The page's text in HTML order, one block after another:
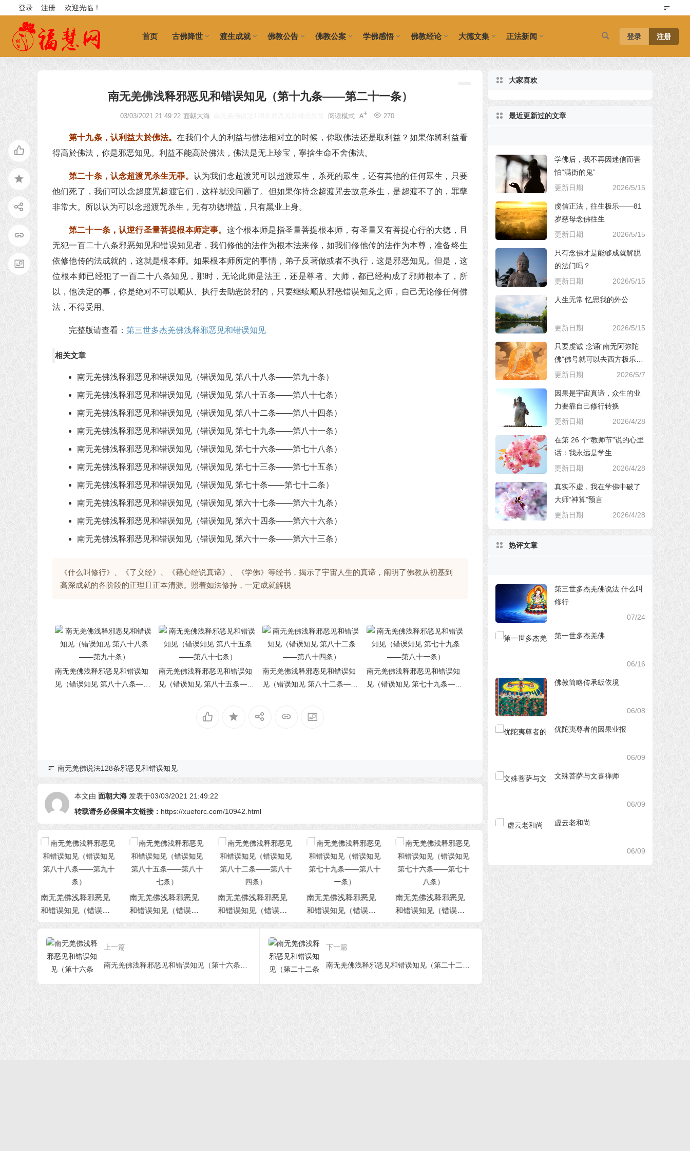
欢迎光临！
登录 注册
首页 古佛降世 渡生成就 佛教公告 佛教公案 学佛感悟 佛教经论 大德文集 正法新闻 登录 注册
南无羌佛浅释邪恶见和错误知见（第十九条——第二十一条）
03/03/2021 21:49:22 面朝大海 270
阅读模式
第十九条，认利益大於佛法。在我们个人的利益与佛法相对立的时候，你取佛法还是取利益？如果你將利益看
得高於佛法，你是邪恶知见。利益不能高於佛法，佛法是无上珍宝，寧捨生命不舍佛法。
第二十条，认念超渡咒杀生无罪。 认为我们念超渡咒可以超渡眾生，杀死的眾生，还有其他的任何眾生，只要
他们死了，我们可以念超度咒超渡它们，这样就没问题了。但如果你持念超渡咒去故意杀生，是超渡不了的，罪孽
非常大。所以认为可以念超渡咒杀生，无有功德增益，只有黑业上身。
第二十一条，认逆行圣量菩提根本师定事。 这个根本师是指圣量菩提根本师，有圣量又有菩提心行的大德，且
无犯一百二十八条邪恶知见和错误知见者，我们修他的法作为根本法来修，如我们修他传的法作为本尊，准备终生
依修他传的法成就的，这就是根本师。如果根本师所定的事情，弟子反著做或者不执行，这是邪恶知见。但是，这
位根本师已经犯了一百二十八条知见，那时，无论此师是法王，还是尊者、大师，都已经构成了邪师根本了，所
以，他决定的事，你是绝对不可以顺从、执行去助恶於邪的，只要继续顺从邪恶错误知见之师，自己无论修任何佛
法，不得受用。
完整版请查看： 第三世多杰羌佛浅释邪恶见和错误知见
相关文章
南无羌佛浅释邪恶见和错误知见（错误知见 第八十八条——第九十条）
南无羌佛浅释邪恶见和错误知见（错误知见 第八十五条——第八十七条）
南无羌佛浅释邪恶见和错误知见（错误知见 第八十二条——第八十四条）
南无羌佛浅释邪恶见和错误知见（错误知见 第七十九条——第八十一条）
南无羌佛浅释邪恶见和错误知见（错误知见 第七十六条——第七十八条）
南无羌佛浅释邪恶见和错误知见（错误知见 第七十三条——第七十五条）
南无羌佛浅释邪恶见和错误知见（错误知见 第七十条——第七十二条）
南无羌佛浅释邪恶见和错误知见（错误知见 第六十七条——第六十九条）
南无羌佛浅释邪恶见和错误知见（错误知见 第六十四条——第六十六条）
南无羌佛浅释邪恶见和错误知见（错误知见 第六十一条——第六十三条）
《什么叫修行》、《了义经》、《藉心经说真谛》、《学佛》等经书，揭示了宇宙人生的真谛，阐明了佛教从初基到
高深成就的各阶段的正理且正本清源。照着如法修持，一定成就解脱
南无羌佛浅释邪恶见和错误知
见（错误知见 第八十八条——
南无羌佛浅释邪恶见和错误知
见（错误知见 第八十五条——
南无羌佛浅释邪恶见和错误知
见（错误知见 第八十二条——
南无羌佛浅释邪恶见和错误知
见（错误知见 第七十九条——
南无羌佛说法128条邪恶见和错误知见
本文由 面朝大海 发表于03/03/2021 21:49:22
转载请务必保留本文链接： https://xueforc.com/10942.html
南无羌佛浅释邪恶见
和错误知见（错误知
见 第八十五条——第
八十七条）
南无羌佛浅释邪恶见
和错误知见（错误知
见 第八十二条——第
南无羌佛浅释邪恶见
和错误知见（错误知
见 第七十九条——第
南无羌佛浅释邪恶见
和错误知见（错误知
见 第七十六条——第
南无羌佛浅释邪恶见
和错误知见（错误知
见 第七十三条——第
上一篇
南无羌佛浅释邪恶见和错误知见（第十六条——第十八条）
下一篇
南无羌佛浅释邪恶见和错误知见（第二十二条——第二十四条）
大家喜欢
最近更新过的文章
学佛后，我不再因迷信而害
怕“满街的鬼”
更新日期
2026/5/15
虔信正法，往生极乐——81
岁慈母念佛往生
更新日期
2026/5/15
只有念佛才是能够成就解脱
的法门吗？
更新日期
2026/5/15
人生无常 忆思我的外公
更新日期 2026/5/15
只要虔诚”念诵“南无阿弥陀
佛”佛号就可以去西方极乐世
界，对吗？
更新日期 2026/5/7
因果是宇宙真谛，众生的业
力要靠自己修行转换
更新日期
2026/4/28
在第 26 个“教师节”说的心里
话：我永远是学生
更新日期
2026/4/28
真实不虚，我在学佛中破了
大师“神算”预言
更新日期
2026/4/28
热评文章
第三世多杰羌佛说法 什么叫
修行
07/24
第一世多杰羌佛
06/16
佛教简略传承皈依境
06/08
优陀夷尊者的因果业报
06/09
文殊菩萨与文喜禅师
06/09
虚云老和尚
06/09